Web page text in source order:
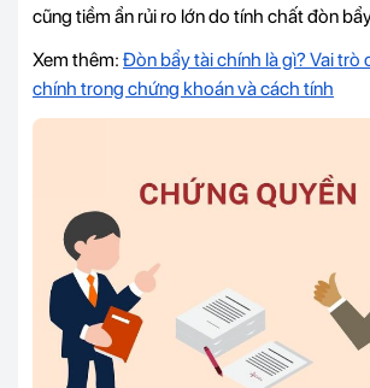
cũng tiềm ẩn rủi ro lớn do tính chất đòn
Xem thêm: Đòn bẩy tài chính là gì? Vai trò
chính trong chứng khoán và cách tính